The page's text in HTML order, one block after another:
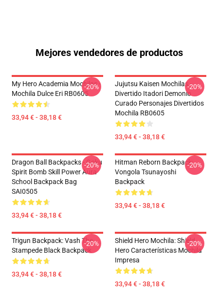
Mejores vendedores de productos
My Hero Academia Mochilas -
Mochila Dulce Eri RB0605
33,94 € - 38,18 €
-20%
Jujutsu Kaisen Mochilas -
Divertido Itadori Demonio
Curado Personajes Divertidos
Mochila RB0605
33,94 € - 38,18 €
-20%
Dragon Ball Backpacks - Goku
Spirit Bomb Skill Power Aura
School Backpack Bag
SAI0505
33,94 € - 38,18 €
-20%
Hitman Reborn Backpack:
Vongola Tsunayoshi
Backpack
33,94 € - 38,18 €
-20%
Trigun Backpack: Vash The
Stampede Black Backpack
33,94 € - 38,18 €
-20%
Shield Hero Mochila: Shield
Hero Características Mochila
Impresa
33,94 € - 38,18 €
-20%